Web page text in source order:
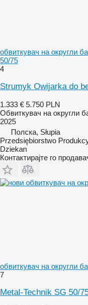
обвиткувач на округли
50/75
4
Strumyk Owijarka do
1.333 € 5.750 PLN
Обвиткувач на округли
2025
Полска, Słupia
Przedsiębiorstwo
Dziekan
Контактирајте го
обвиткувач на округли
7
Metal-Technik SG 50/